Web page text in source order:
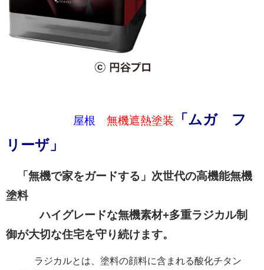
屋根 無機遮熱塗装
「ムガ フ
リーザ」
「無機で家をガードする」次世代の高機能無機
塗料
ハイグレードな無機素材+多重ラジカル制
御が大切な住宅を守り続けます。
ラジカルとは、塗料の顔料に含まれる酸化チタン